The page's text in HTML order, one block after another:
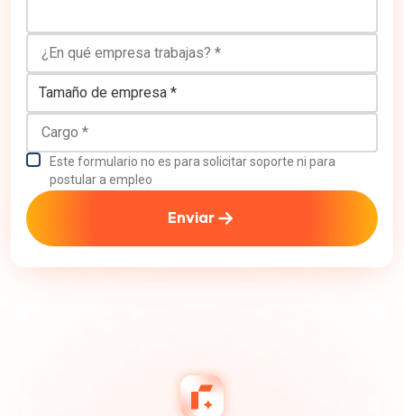
¿En qué empresa trabajas?
Tamaño de empresa
Cargo
Este formulario no es para solicitar soporte ni para
postular a empleo
Enviar